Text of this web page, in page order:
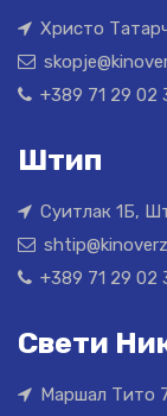
Христо
+389 71 29 02
Штип
Суитлак 1Б,
+389 71 29 02
Свети
Маршал Тито